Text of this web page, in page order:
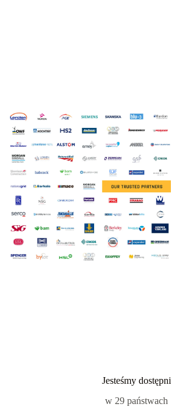
Jesteśmy dostępni
w 29 państwach